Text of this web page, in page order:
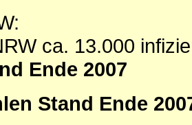
ca. 13.000
Ende 2007
Stand Ende